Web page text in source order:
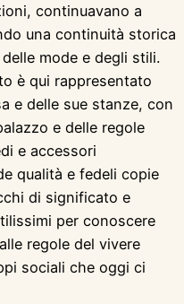
continuavano a
una continuità storica
mode e degli stili.
è qui rappresentato
e delle sue stanze, con
e delle regole
e accessori
qualità e fedeli copie
di significato e
per conoscere
regole del vivere
sociali che oggi ci